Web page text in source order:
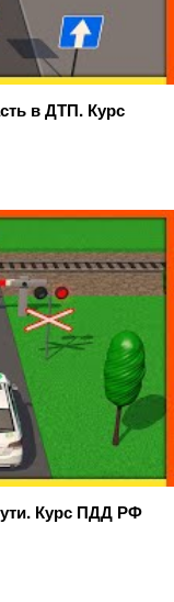
в ДТП. Курс
Курс ПДД РФ